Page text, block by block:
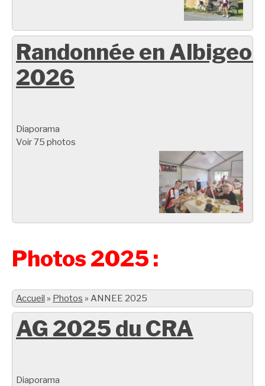
Randonnée en
2026
Diaporama
Voir 75 photos
Photos 2025 :
Accueil » Photos » ANNEE 2025
AG 2025 du CRA
Diaporama